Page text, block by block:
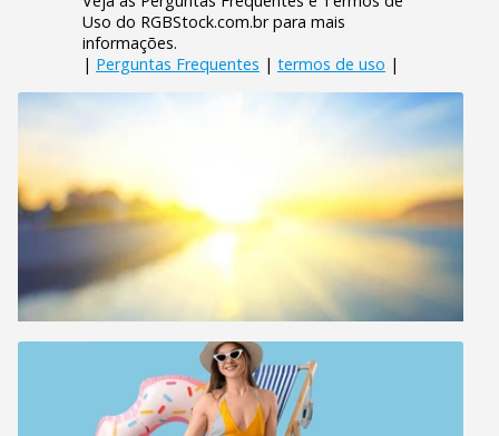
Uso do RGBStock.com.br para mais
informações.
| Perguntas Frequentes | termos de uso |